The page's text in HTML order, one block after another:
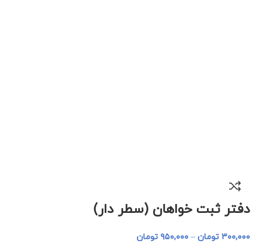
دفتر ثبت خواهان (سطر دار)
۳۰۰,۰۰۰ تومان – ۹۵۰,۰۰۰ تومان